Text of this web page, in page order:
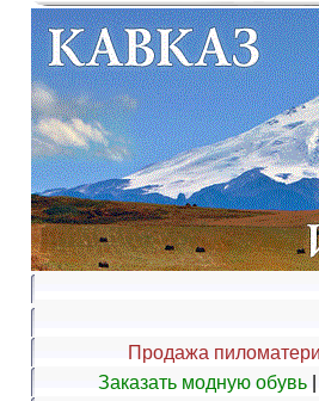
Продажа
Заказать модную обувь|